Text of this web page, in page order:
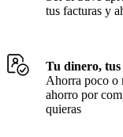
tus facturas y
Tu dinero, tus
Ahorra poco o
ahorro por
quieras